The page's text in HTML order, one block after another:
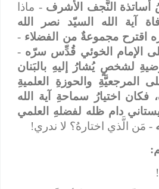
النَّجف الأشرف- ماذا
آية الله السيّد نصر الله
اقترح مجموعةٌ من الفضلاء-
الإمام الخوئي قُدِّس سرّه-
لشخصٍ يُشارُ إليهِ بالبَنان
المرجعيَّةِ والحوزةِ العلميةِ
اختيارُ سماحةِ آية الله
دام ظله لفضلهِ العلمي
- مَن الَّذي اختارهُ؟ لا ندري!